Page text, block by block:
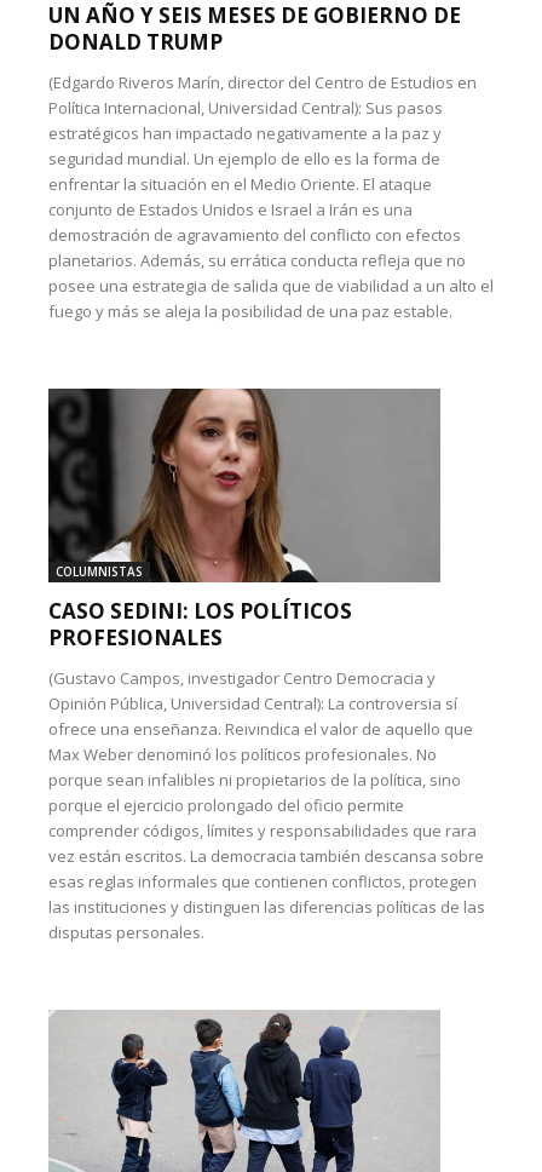
UN AÑO Y SEIS MESES DE GOBIERNO DE
DONALD TRUMP
(Edgardo Riveros Marín, director del Centro de Estudios en
Política Internacional, Universidad Central): Sus pasos
estratégicos han impactado negativamente a la paz y
seguridad mundial. Un ejemplo de ello es la forma de
enfrentar la situación en el Medio Oriente. El ataque
conjunto de Estados Unidos e Israel a Irán es una
demostración de agravamiento del conflicto con efectos
planetarios. Además, su errática conducta refleja que no
posee una estrategia de salida que de viabilidad a un alto el
fuego y más se aleja la posibilidad de una paz estable.
COLUMNISTAS
CASO SEDINI: LOS POLÍTICOS
PROFESIONALES
(Gustavo Campos, investigador Centro Democracia y
Opinión Pública, Universidad Central): La controversia sí
ofrece una enseñanza. Reivindica el valor de aquello que
Max Weber denominó los políticos profesionales. No
porque sean infalibles ni propietarios de la política, sino
porque el ejercicio prolongado del oficio permite
comprender códigos, límites y responsabilidades que rara
vez están escritos. La democracia también descansa sobre
esas reglas informales que contienen conflictos, protegen
las instituciones y distinguen las diferencias políticas de las
disputas personales.